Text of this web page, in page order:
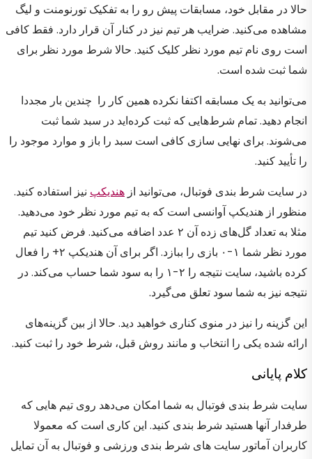
حالا در مقابل خود، مسابقات پیش رو را به تفکیک تورنومنت و لیگ
مشاهده می‌کنید. ضرایب هر تیم نیز در کنار آن قرار دارد. فقط کافی
است روی نام تیم مورد نظر کلیک کنید. حالا شرط مورد نظر برای
شما ثبت شده است.
می‌توانید به یک مسابقه اکتفا نکرده همین کار را چندین بار مجددا
انجام دهید. تمام شرط‌هایی که ثبت کرده‌اید در سبد شما ثبت
می‌شوند. برای نهایی سازی کافی است سبد را باز و موارد موجود را
را تأیید کنید.
در سایت شرط بندی فوتبال، می‌توانید از هندیکپ نیز استفاده کنید.
منظور از هندیکپ آوانسی است که به تیم مورد نظر خود می‌دهید.
مثلا به تعداد گل‌های زده آن ۲ عدد اضافه می‌کنید. فرض کنید تیم
مورد نظر شما ۱-۰ بازی را ببازد. اگر برای آن هندیکپ ۲+ را فعال
کرده باشید، سایت نتیجه را ۲-۱ را به سود شما حساب می‌کند. در
نتیجه نیز به شما سود تعلق می‌گیرد.
این گزینه را نیز در منوی کناری خواهید دید. حالا از بین گزینه‌های
ارائه شده یکی را انتخاب و مانند روش قبل، شرط خود را ثبت کنید.
کلام پایانی
سایت شرط بندی فوتبال به شما امکان می‌دهد روی تیم هایی که
طرفدار آنها هستید شرط بندی کنید. این کاری است که معمولا
کاربران آماتور سایت های شرط بندی ورزشی و فوتبال به آن تمایل